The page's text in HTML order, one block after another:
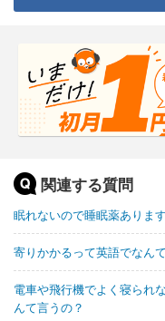
関連する質問
眠れないので睡眠薬ありま
寄りかかるって英語でなん
電車や飛行機でよく寝られ
んて言うの？